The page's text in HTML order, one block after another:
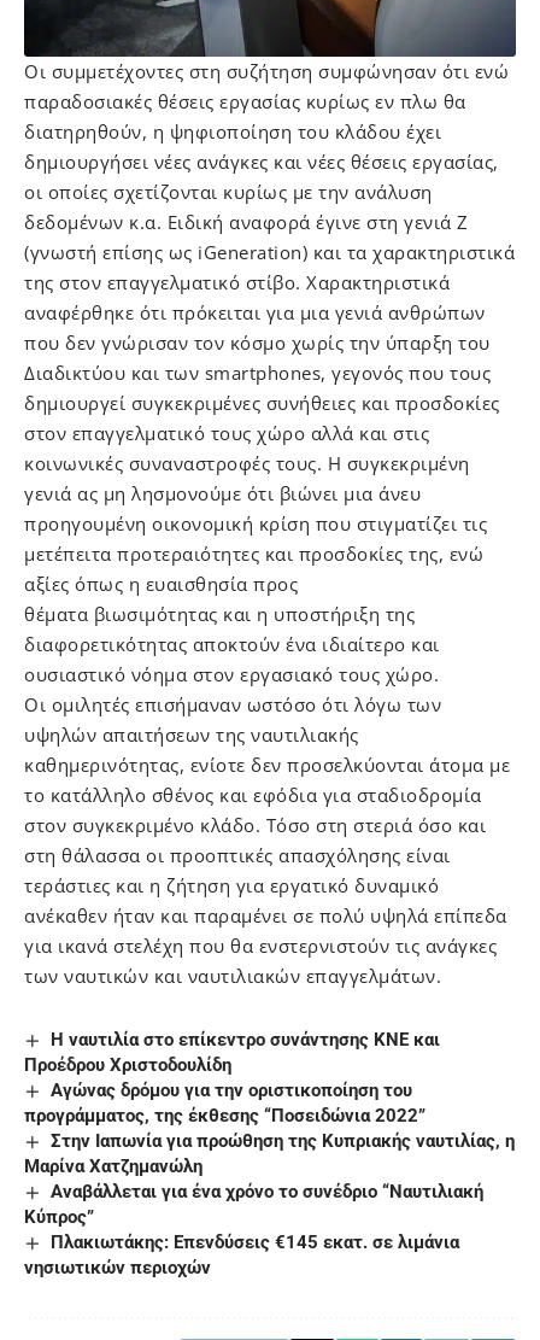
Οι συμμετέχοντες στη συζήτηση συμφώνησαν ότι ενώ
παραδοσιακές θέσεις εργασίας κυρίως εν πλω θα
διατηρηθούν, η ψηφιοποίηση του κλάδου έχει
δημιουργήσει νέες ανάγκες και νέες θέσεις εργασίας,
οι οποίες σχετίζονται κυρίως με την ανάλυση
δεδομένων κ.α. Ειδική αναφορά έγινε στη γενιά Ζ
(γνωστή επίσης ως iGeneration) και τα χαρακτηριστικά
της στον επαγγελματικό στίβο. Χαρακτηριστικά
αναφέρθηκε ότι πρόκειται για μια γενιά ανθρώπων
που δεν γνώρισαν τον κόσμο χωρίς την ύπαρξη του
Διαδικτύου και των smartphones, γεγονός που τους
δημιουργεί συγκεκριμένες συνήθειες και προσδοκίες
στον επαγγελματικό τους χώρο αλλά και στις
κοινωνικές συναναστροφές τους. Η συγκεκριμένη
γενιά ας μη λησμονούμε ότι βιώνει μια άνευ
προηγουμένη οικονομική κρίση που στιγματίζει τις
μετέπειτα προτεραιότητες και προσδοκίες της, ενώ
αξίες όπως η ευαισθησία προς
θέματα βιωσιμότητας και η υποστήριξη της
διαφορετικότητας αποκτούν ένα ιδιαίτερο και
ουσιαστικό νόημα στον εργασιακό τους χώρο.
Οι ομιλητές επισήμαναν ωστόσο ότι λόγω των
υψηλών απαιτήσεων της ναυτιλιακής
καθημερινότητας, ενίοτε δεν προσελκύονται άτομα με
το κατάλληλο σθένος και εφόδια για σταδιοδρομία
στον συγκεκριμένο κλάδο. Τόσο στη στεριά όσο και
στη θάλασσα οι προοπτικές απασχόλησης είναι
τεράστιες και η ζήτηση για εργατικό δυναμικό
ανέκαθεν ήταν και παραμένει σε πολύ υψηλά επίπεδα
για ικανά στελέχη που θα ενστερνιστούν τις ανάγκες
των ναυτικών και ναυτιλιακών επαγγελμάτων.
Η ναυτιλία στο επίκεντρο συνάντησης ΚΝΕ και
Προέδρου Χριστοδουλίδη
Αγώνας δρόμου για την οριστικοποίηση του
προγράμματος, της έκθεσης “Ποσειδώνια 2022”
Στην Ιαπωνία για προώθηση της Κυπριακής ναυτιλίας, η
Μαρίνα Χατζημανώλη
Aναβάλλεται για ένα χρόνο το συνέδριο “Ναυτιλιακή
Κύπρος”
Πλακιωτάκης: Επενδύσεις €145 εκατ. σε λιμάνια
νησιωτικών περιοχών